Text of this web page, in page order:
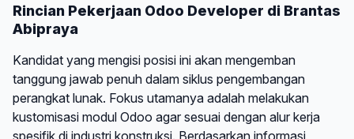
Rincian Pekerjaan Odoo Developer di Brantas
Abipraya
Kandidat yang mengisi posisi ini akan mengemban
tanggung jawab penuh dalam siklus pengembangan
perangkat lunak. Fokus utamanya adalah melakukan
kustomisasi modul Odoo agar sesuai dengan alur kerja